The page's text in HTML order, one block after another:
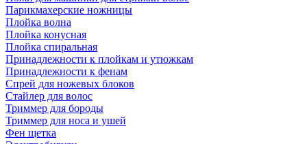
Парикмахерские ножницы
Плойка волна
Плойка конусная
Плойка спиральная
Принадлежности к плойкам и утюжкам
Принадлежности к фенам
Спрей для ножевых блоков
Стайлер для волос
Триммер для бороды
Триммер для носа и ушей
Фен щетка